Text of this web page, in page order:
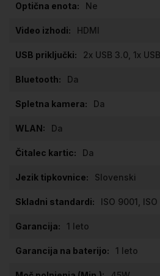
Ne
HDMI
2x USB 3.0, 1x
Da
Da
Da
Da
Slovenski
ISO 9001,
1 leto
1 leto